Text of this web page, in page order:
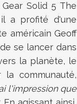
Solid 5 The
il a profité d'une
américain Geoff
se lancer dans
la planète, le
communauté,
l'impression que